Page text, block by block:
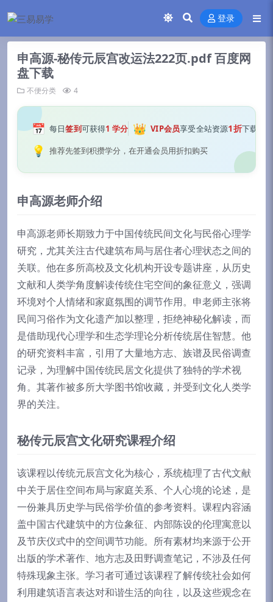
登录
申高源-秘传元辰宫改运法222页.pdf 百度网
盘下载
不便分类 4
📅 每日签到可获得1 学分 👑 VIP会员享受全站资源1折下载
💡 推荐先签到积攒学分，在开通会员用折扣购买
申高源老师介绍
申高源老师长期致力于中国传统民间文化与民俗心理学
研究，尤其关注古代建筑布局与居住者心理状态之间的
关联。他在多所高校及文化机构开设专题讲座，从历史
文献和人类学角度解读传统住宅空间的象征意义，强调
环境对个人情绪和家庭氛围的调节作用。申老师主张将
民间习俗作为文化遗产加以整理，拒绝神秘化解读，而
是借助现代心理学和生态学理论分析传统居住智慧。他
的研究资料丰富，引用了大量地方志、族谱及民俗调查
记录，为理解中国传统民居文化提供了独特的学术视
角。其著作被多所大学图书馆收藏，并受到文化人类学
界的关注。
秘传元辰宫文化研究课程介绍
该课程以传统元辰宫文化为核心，系统梳理了古代文献
中关于居住空间布局与家庭关系、个人心境的论述，是
一份兼具历史学与民俗学价值的参考资料。课程内容涵
盖中国古代建筑中的方位象征、内部陈设的伦理寓意以
及节庆仪式中的空间调节功能。所有素材均来源于公开
出版的学术著作、地方志及田野调查笔记，不涉及任何
特殊现象主张。学习者可通过该课程了解传统社会如何
利用建筑语言表达对和谐生活的向往，以及这些观念在